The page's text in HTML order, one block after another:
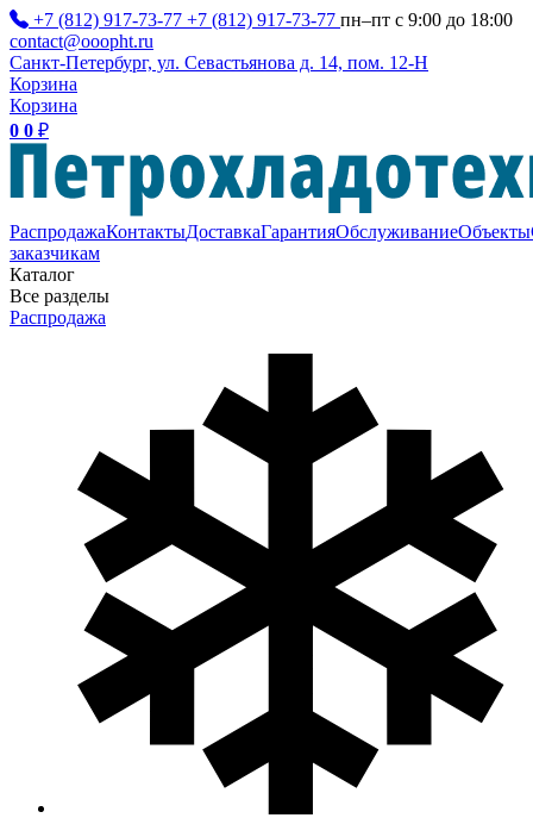
+7 (812) 917-73-77 +7 (812) 917-73-77 пн–пт с 9:00 до 18:00
contact@ooopht.ru
Санкт-Петербург, ул. Севастьянова д. 14, пом. 12-Н
Корзина
Корзина
0 0 ₽
РаспродажаКонтактыДоставкаГарантияОбслуживаниеОбъекты
заказчикам
Каталог
Все разделы
Распродажа